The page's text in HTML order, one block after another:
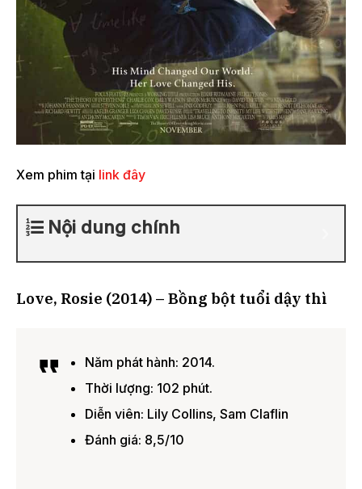
Xem phim tại link đây
Nội dung chính
Love, Rosie (2014) – Bồng bột tuổi dậy thì
Năm phát hành: 2014.
Thời lượng: 102 phút.
Diễn viên: Lily Collins, Sam Claflin
Đánh giá: 8,5/10